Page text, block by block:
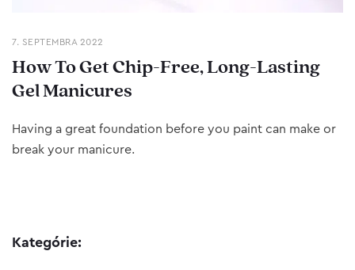
7. SEPTEMBRA 2022
How To Get Chip-Free, Long-Lasting
Gel Manicures
Having a great foundation before you paint can make or
break your manicure.
Kategórie: